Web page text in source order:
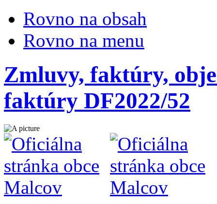
Rovno na obsah
Rovno na menu
Zmluvy, faktúry,
faktúry DF2022/52